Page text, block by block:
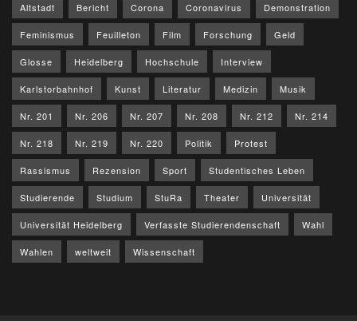
Altstadt Bericht Corona Coronavirus Demonstration
Feminismus Feuilleton Film Forschung Geld
Glosse Heidelberg Hochschule Interview
Karlstorbahnhof Kunst Literatur Medizin Musik
Nr. 201 Nr. 206 Nr. 207 Nr. 208 Nr. 212 Nr. 214
Nr. 218 Nr. 219 Nr. 220 Politik Protest
Rassismus Rezension Sport Studentisches Leben
Studierende Studium StuRa Theater Universität
Universität Heidelberg Verfasste Studierendenschaft Wahl
Wahlen weltweit Wissenschaft